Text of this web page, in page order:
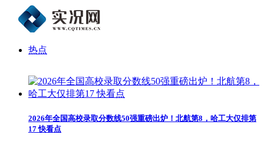
热点
2026年全国高校录取分数线50强重磅出炉！北航第8，哈工大仅排第
17 快看点